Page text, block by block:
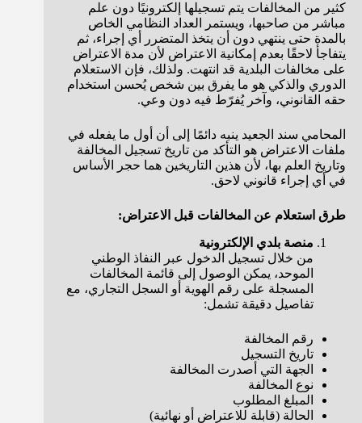
كثير من المخالفات يتم تسجيلها إلكترونيًا دون علم
مباشر من صاحبها، ويستمر العداد النظامي الخاص
بالمدة حتى ينتهي دون أن يتخذ المتضرر أي إجراء، ثم
يتفاجأ لاحقًا بعدم إمكانية الاعتراض لأن مدة الاعتراض
على مخالفات البلدية قد انتهت. ولذلك، فإن الاستعلام
الدوري والذكي هو ما يفرق بين شخص يُحسن استخدام
حقه القانوني، وآخر يُفرّط فيه دون وعي.
المحامي سند الجعيد ينبه دائمًا إلى أن أول ما يفعله في
ملفات الاعتراض هو التأكد من تاريخ تسجيل المخالفة
وتاريخ العلم بها، لأن هذين التاريخين هما حجر الأساس
في أي إجراء قانوني لاحق.
طرق استعلام عن المخالفات قبل الاعتراض:
منصة بلدي الإلكترونية
من خلال تسجيل الدخول عبر النفاذ الوطني
الموحد، يمكن الوصول إلى قائمة المخالفات
المسجلة على رقم الهوية أو السجل التجاري، مع
تفاصيل دقيقة تشمل:
رقم المخالفة
تاريخ التسجيل
الجهة التي أصدرت المخالفة
نوع المخالفة
المبلغ المطلوب
الحالة (قابلة للاعتراض أو نهائية)